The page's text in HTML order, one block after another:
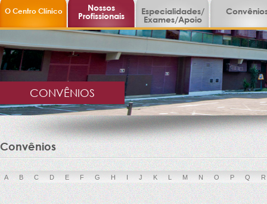
O Centro Clínico
Nossos
Profissionais
Especialidades/
Exames/Apoio
CONVÊNIOS
Convênios
A B C D E F G H I J K L M N O P Q R